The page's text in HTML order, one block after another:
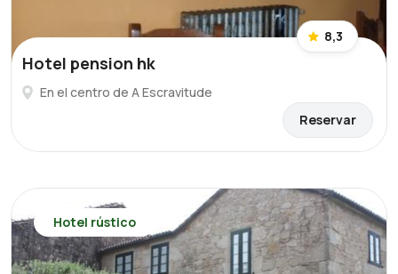
8,3
Hotel pension hk
En el centro de A Escravitude
Reservar
Hotel rústico